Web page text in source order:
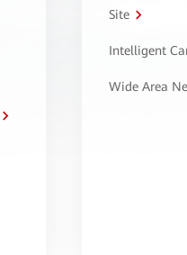
Site
Intelligent
Wide Area